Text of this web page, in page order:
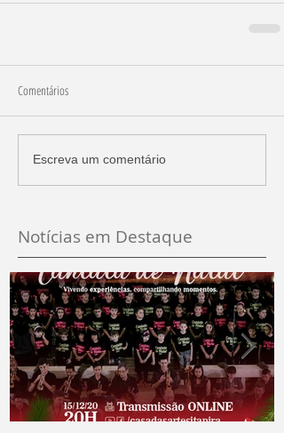
Comentários
Escreva um comentário
Notícias em Destaque